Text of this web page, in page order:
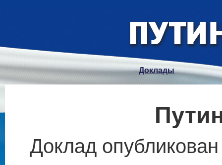
Доклады
Доклад